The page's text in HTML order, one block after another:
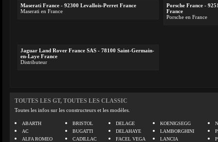
Maserati France - 92300 Levallois-Perret France
Maserati en France
Porsche France -
France
Porsche en France
Jaguar Land Rover France SAS - 78100 Saint-Germain-
en-Laye France
Distributeur
TOUTES LES GT, TOUTES LES CLASSIC
Toutes les infos sur les constructeurs et les modèles.
ABARTH
AC
ALFA ROMEO
BRISTOL
BUGATTI
CADILLAC
DELAGE
DELAHAYE
FACEL VEGA
KOENIGSEGG
LAMBORGHINI
LANCIA